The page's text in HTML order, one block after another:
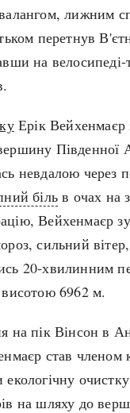
лижним
перетнув
на велосипеді-
Ерік Вейхенмаєр
невдалою через
біль в очах на
Вейхенмаєр
сильний вітер,
20-хвилинним
висотою 6962 м.
на пік Вінсон в
став членом
на шляху до